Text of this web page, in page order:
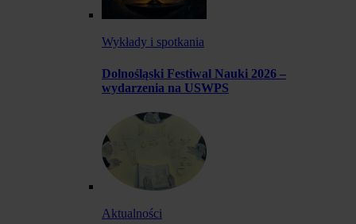
Wykłady i spotkania
Dolnośląski Festiwal Nauki 2026 –
wydarzenia na USWPS
Aktualności